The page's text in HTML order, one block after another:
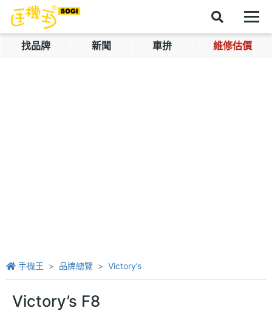
找品牌 新聞 車拚 維修估價
手機王 品牌總覽 Victory’s
Victory’s F8